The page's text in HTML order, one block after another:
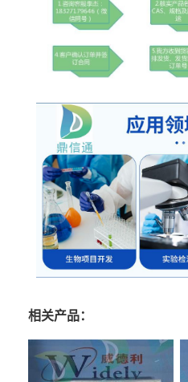
相关产品：